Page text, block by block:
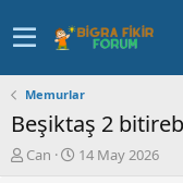
Memurlar
Beşiktaş 2
K
Can
B14 May 2026